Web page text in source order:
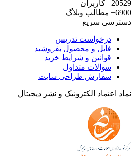
کاربران
مطالب وبلاگ
سریع
درخواست تدریس
فایل و محصول بفروشید
قوانین و شرایط خرید
سوالات متداول
سفارش طراحی سایت
اعتماد الکترونیک و نشر دیجیتال